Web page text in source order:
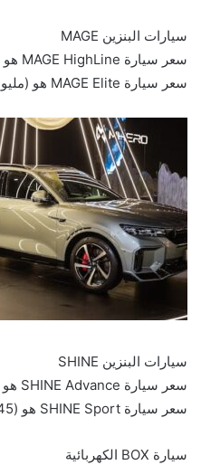
سيارات البنزين MAGE
سعر سيارة MAGE HighLine هو (مليون و190 ألف جنيه).
سعر سيارة MAGE Elite هو (مليون و290 ألف جنيه).
سيارات البنزين SHINE
سعر سيارة SHINE Advance هو (790 ألف جنيه).
سعر سيارة SHINE Sport هو (945 ألف جنيه).
سيارة BOX الكهربائية